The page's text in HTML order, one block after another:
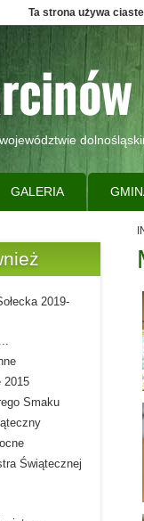
Ta strona używa
GALERIA
2019-
2015
Smaku
Świątecznej